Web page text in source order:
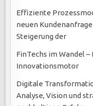
Effiziente
neuen
Steigerung der
FinTechs im Wandel –
Innovationsmotor
Digitale
Analyse, Vision und